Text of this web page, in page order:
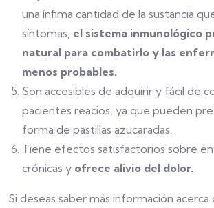
una ínfima cantidad de la sustancia
síntomas, el sistema inmunológico
natural para combatirlo y las
menos probables.
Son accesibles de adquirir y fácil de
pacientes reacios, ya que pueden
forma de pastillas azucaradas.
Tiene efectos satisfactorios sobre
crónicas y ofrece alivio del dolor.
Si deseas saber más información